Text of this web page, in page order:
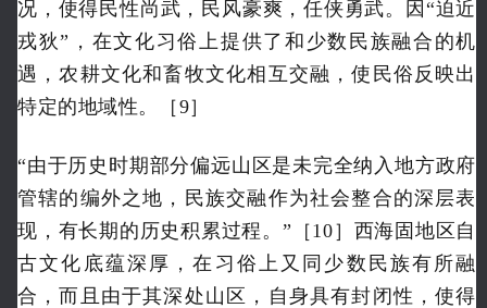
况，使得民性尚武，民风豪爽，任侠勇武。因“迫近
戎狄”，在文化习俗上提供了和少数民族融合的机
遇，农耕文化和畜牧文化相互交融，使民俗反映出
特定的地域性。［9］
“由于历史时期部分偏远山区是未完全纳入地方政府
管辖的编外之地，民族交融作为社会整合的深层表
现，有长期的历史积累过程。”［10］西海固地区自
古文化底蕴深厚，在习俗上又同少数民族有所融
合，而且由于其深处山区，自身具有封闭性，使得